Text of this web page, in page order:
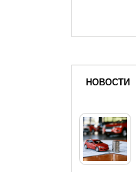
НОВОСТИ